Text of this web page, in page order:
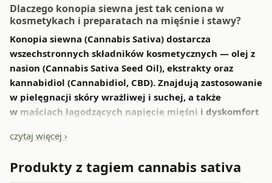
Dlaczego konopia siewna jest tak ceniona w
kosmetykach i preparatach na mięśnie i stawy?
Konopia siewna (Cannabis Sativa) dostarcza
wszechstronnych składników kosmetycznych — olej z
nasion (Cannabis Sativa Seed Oil), ekstrakty oraz
kannabidiol (Cannabidiol, CBD). Znajdują zastosowanie
w pielęgnacji skóry wrażliwej i suchej, a także
w maściach łagodzących napięcie mięśni i dyskomfort
omega-3 w proporcji zbliżonej do 3:1, wspierając
Kwas linolowy i alfa-linolenowy z oleju konopnego to kwasy
czytaj więcej ›
Produkty z tagiem cannabis sativa